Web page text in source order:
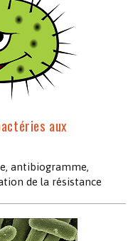
aux
antibiogramme,
de la résistance